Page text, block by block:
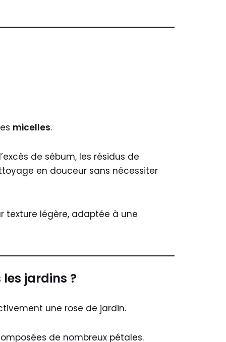
micelles.
de sébum, les résidus de
en douceur sans nécessiter
texture légère, adaptée à une
jardins ?
une rose de jardin.
de nombreux pétales.